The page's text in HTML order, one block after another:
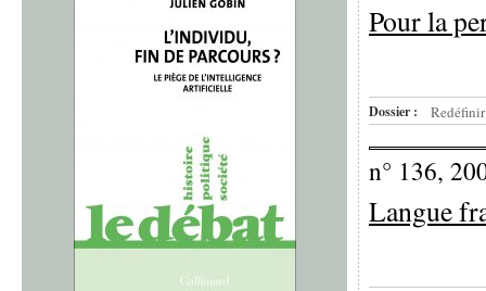
Pour la
Dossier :
n° 136,
Langue